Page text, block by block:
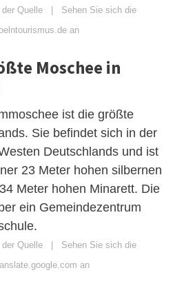
Quelle | Sehen Sie sich die
an
Moschee in
ist die größte
Sie befindet sich in der
Deutschlands und ist
23 Meter hohen silbernen
Meter hohen Minarett. Die
ein Gemeindezentrum
Quelle | Sehen Sie sich die
an